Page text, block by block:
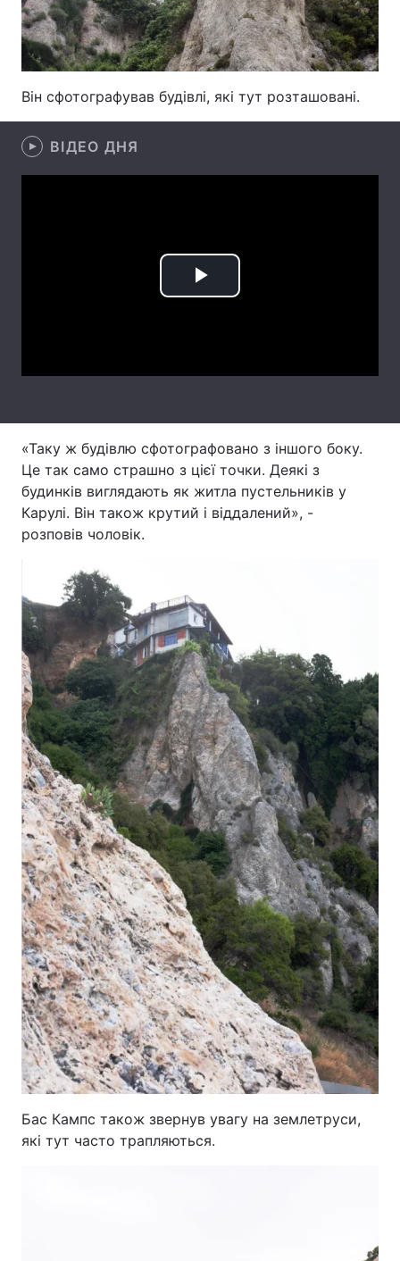
Відео з Youtube Статті
Інтерв'ю Думки
Контакти
Тема оформлення
Він сфотографував будівлі, які тут розташовані.
ВІДЕО ДНЯ
Play
«Таку ж будівлю сфотографовано з іншого боку.
Це так само страшно з цієї точки. Деякі з
будинків виглядають як житла пустельників у
Карулі. Він також крутий і віддалений», -
розповів чоловік.
Бас Кампс також звернув увагу на землетруси,
які тут часто трапляються.